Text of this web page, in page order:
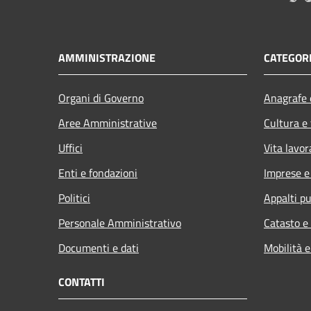
AMMINISTRAZIONE
Organi di Governo
Aree Amministrative
Uffici
Enti e fondazioni
Politici
Personale Amministrativo
Documenti e dati
Cultura
Vita
Imprese
Appalti
Catasto
Mobilità
CONTATTI